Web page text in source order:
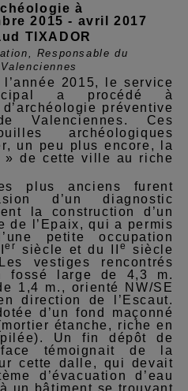
à
2015 - avril 2017
TIXADOR
Responsable du
2015, le service
a procédé à
préventive
Valenciennes. Ces
archéologiques
un peu plus encore, la
» de cette ville au riche
plus anciens furent
d’un diagnostic
la construction d’un
de l’Epaix, qui a permis
petite occupation
er siècle et du II e
siècle
vestiges rencontrés
fossé large de 4,3 m.
1,4 m., orienté NW/SE
direction de l’Escaut.
d’un fond maçonné
étanche, riche en
Un fin dépôt de
témoignait de la
cette dalle, qui devait
d’évacuation d’eau
un bâtiment se trouvant